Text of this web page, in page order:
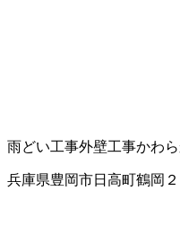
雨どい工事外壁工事かわら
兵庫県豊岡市日高町鶴岡２